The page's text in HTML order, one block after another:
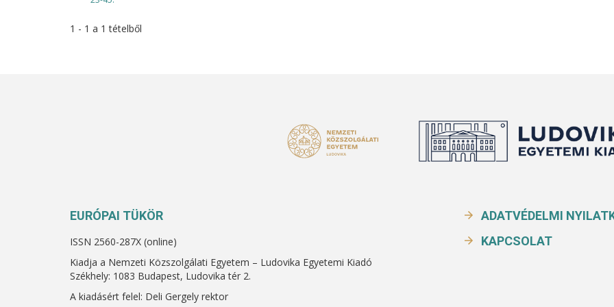
1 - 1 a 1 tételből
EURÓPAI TÜKÖR
ISSN 2560-287X (online)
Kiadja a Nemzeti Közszolgálati Egyetem – Ludovika Egyetemi Kiadó
Székhely: 1083 Budapest, Ludovika tér 2.
A kiadásért felel: Deli Gergely rektor
ADATVÉDELMI
KAPCSOLAT